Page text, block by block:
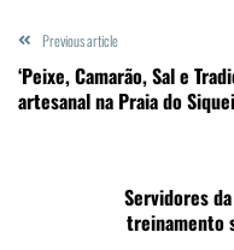
Previous article
‘Peixe, Camarão, Sal e
artesanal na Praia do
Servidores
treinamento